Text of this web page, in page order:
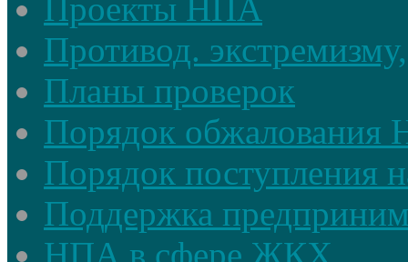
Проекты НПА
Противод.
Планы проверок
Порядок
Порядок поступления
Поддержка